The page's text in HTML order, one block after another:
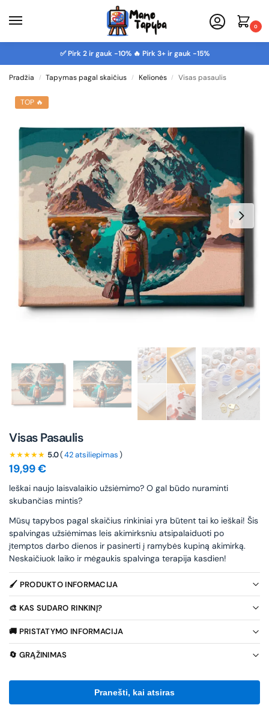
0
✅ Pirk 2 ir gauk -10% 🔥 Pirk 3+ ir gauk -15%
Pradžia / Tapymas pagal skaičius / Kelionės / Visas pasaulis
TOP 🔥
Visas Pasaulis
★★★★★ 5.0(42 atsiliepimas)
19,99€
leškai naujo laisvalaikio užsiėmimo? O gal būdo nuraminti
skubančias mintis?
Mūsų tapybos pagal skaičius rinkiniai yra būtent tai ko ieškai! Šis
spalvingas užsiėmimas leis akimirksniu atsipalaiduoti po
įtemptos darbo dienos ir pasinerti į ramybės kupiną akimirką.
Neskaičiuok laiko ir mėgaukis spalvinga terapija kasdien!
🖌️ PRODUKTO INFORMACIJA
🎨 KAS SUDARO RINKINĮ?
🚚 PRISTATYMO INFORMACIJA
🔄 GRĄŽINIMAS